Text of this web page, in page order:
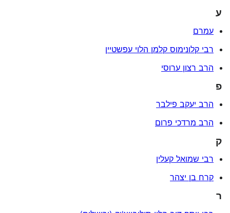
ע
עמרם
רבי קלונימוס קלמן הלוי עפשטיין
הרב רצון ערוסי
פ
הרב יעקב פילבר
הרב מרדכי פרום
ק
רבי שמואל קעלין
קרח בן יצהר
ר